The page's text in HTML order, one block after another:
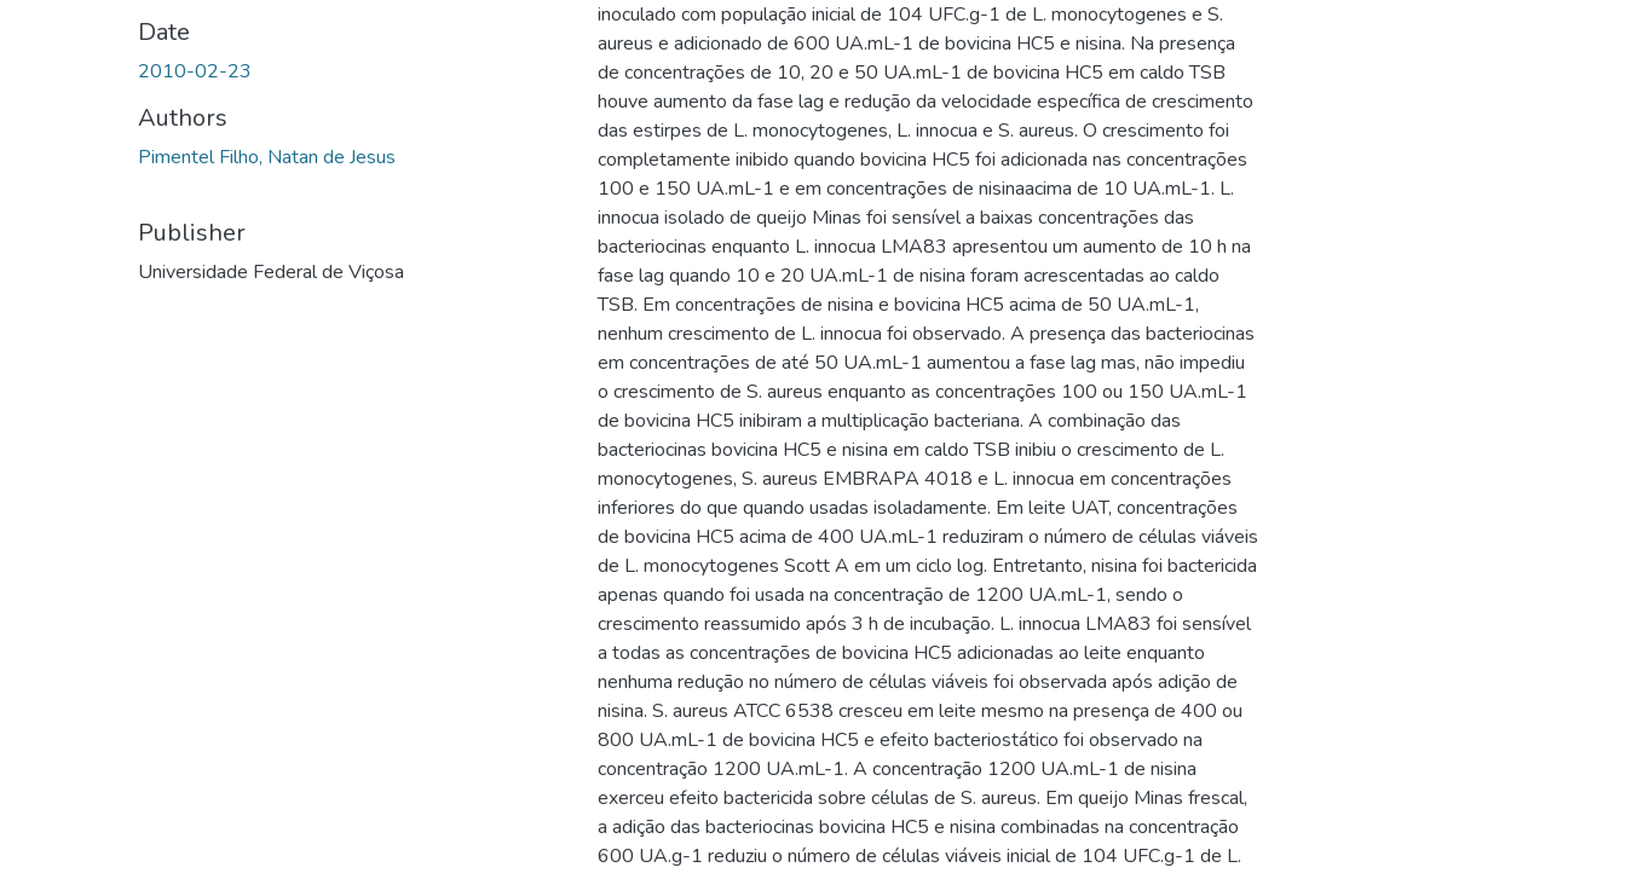
Date
2010-02-23
Authors
Pimentel Filho, Natan de Jesus
Publisher
Universidade Federal de Viçosa
inoculado com população inicial de 104 UFC.g-1 de L. monocytogenes e S.
aureus e adicionado de 600 UA.mL-1 de bovicina HC5 e nisina. Na presença
de concentrações de 10, 20 e 50 UA.mL-1 de bovicina HC5 em caldo TSB
houve aumento da fase lag e redução da velocidade específica de crescimento
das estirpes de L. monocytogenes, L. innocua e S. aureus. O crescimento foi
completamente inibido quando bovicina HC5 foi adicionada nas concentrações
100 e 150 UA.mL-1 e em concentrações de nisinaacima de 10 UA.mL-1. L.
innocua isolado de queijo Minas foi sensível a baixas concentrações das
bacteriocinas enquanto L. innocua LMA83 apresentou um aumento de 10 h na
fase lag quando 10 e 20 UA.mL-1 de nisina foram acrescentadas ao caldo
TSB. Em concentrações de nisina e bovicina HC5 acima de 50 UA.mL-1,
nenhum crescimento de L. innocua foi observado. A presença das bacteriocinas
em concentrações de até 50 UA.mL-1 aumentou a fase lag mas, não impediu
o crescimento de S. aureus enquanto as concentrações 100 ou 150 UA.mL-1
de bovicina HC5 inibiram a multiplicação bacteriana. A combinação das
bacteriocinas bovicina HC5 e nisina em caldo TSB inibiu o crescimento de L.
monocytogenes, S. aureus EMBRAPA 4018 e L. innocua em concentrações
inferiores do que quando usadas isoladamente. Em leite UAT, concentrações
de bovicina HC5 acima de 400 UA.mL-1 reduziram o número de células viáveis
de L. monocytogenes Scott A em um ciclo log. Entretanto, nisina foi bactericida
apenas quando foi usada na concentração de 1200 UA.mL-1, sendo o
crescimento reassumido após 3 h de incubação. L. innocua LMA83 foi sensível
a todas as concentrações de bovicina HC5 adicionadas ao leite enquanto
nenhuma redução no número de células viáveis foi observada após adição de
nisina. S. aureus ATCC 6538 cresceu em leite mesmo na presença de 400 ou
800 UA.mL-1 de bovicina HC5 e efeito bacteriostático foi observado na
concentração 1200 UA.mL-1. A concentração 1200 UA.mL-1 de nisina
exerceu efeito bactericida sobre células de S. aureus. Em queijo Minas frescal,
a adição das bacteriocinas bovicina HC5 e nisina combinadas na concentração
600 UA.g-1 reduziu o número de células viáveis inicial de 104 UFC.g-1 de L.